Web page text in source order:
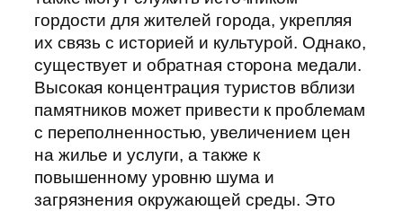
гордости для жителей города, укрепляя
их связь с историей и культурой. Однако,
существует и обратная сторона медали.
Высокая концентрация туристов вблизи
памятников может привести к проблемам
с переполненностью, увеличением цен
на жилье и услуги, а также к
повышенному уровню шума и
загрязнения окружающей среды. Это